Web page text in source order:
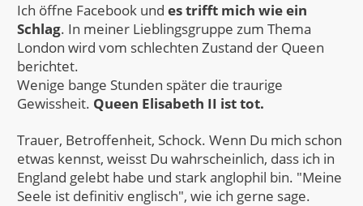
Ich öffne Facebook und es trifft mich wie ein
Schlag. In meiner Lieblingsgruppe zum Thema
London wird vom schlechten Zustand der Queen
berichtet.
Wenige bange Stunden später die traurige
Gewissheit. Queen Elisabeth II ist tot.
Trauer, Betroffenheit, Schock. Wenn Du mich schon
etwas kennst, weisst Du wahrscheinlich, dass ich in
England gelebt habe und stark anglophil bin. "Meine
Seele ist definitiv englisch", wie ich gerne sage.